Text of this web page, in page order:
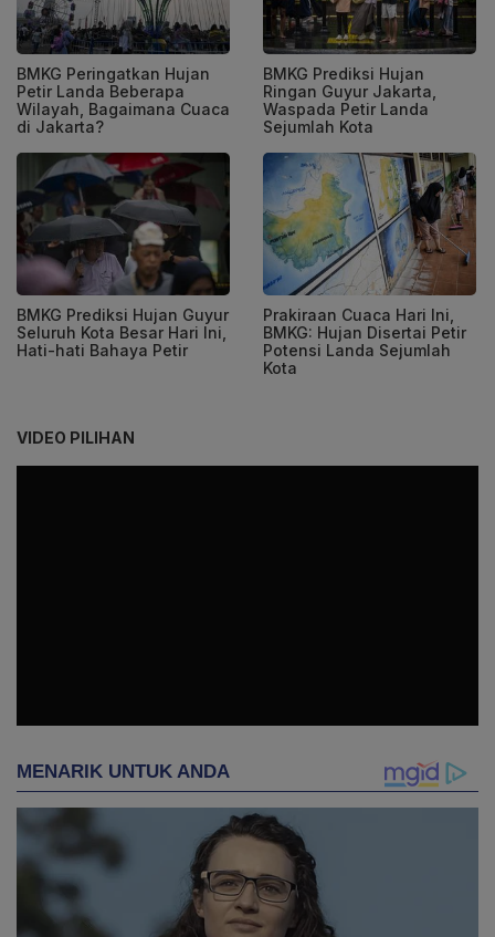
BMKG Peringatkan Hujan
Petir Landa Beberapa
Wilayah, Bagaimana Cuaca
di Jakarta?
BMKG Prediksi Hujan
Ringan Guyur Jakarta,
Waspada Petir Landa
Sejumlah Kota
BMKG Prediksi Hujan Guyur
Seluruh Kota Besar Hari Ini,
Hati-hati Bahaya Petir
Prakiraan Cuaca Hari Ini,
BMKG: Hujan Disertai Petir
Potensi Landa Sejumlah
Kota
VIDEO PILIHAN